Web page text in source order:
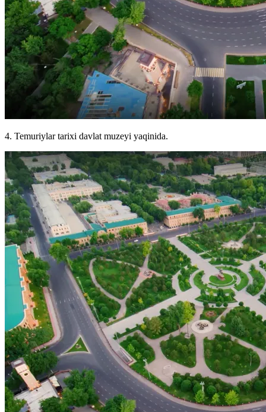
4. Temuriylar tarixi davlat muzeyi yaqinida.